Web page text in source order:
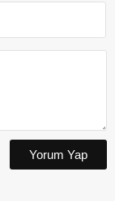
Yorum Yap